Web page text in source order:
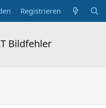
Registrieren
Bildfehler